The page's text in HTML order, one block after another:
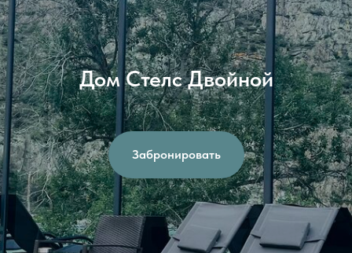
Дом Стелс Двойной
Забронировать